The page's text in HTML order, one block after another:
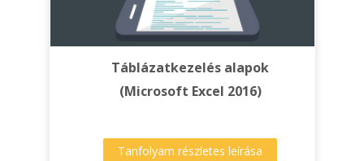
Táblázatkezelés alapok
(Microsoft Excel 2016)
Tanfolyam részletes leírása